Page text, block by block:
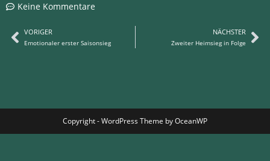
Keine Kommentare
VORIGER
Emotionaler erster Saisonsieg
NÄCHSTER
Zweiter Heimsieg in Folge
Copyright - WordPress Theme by OceanWP